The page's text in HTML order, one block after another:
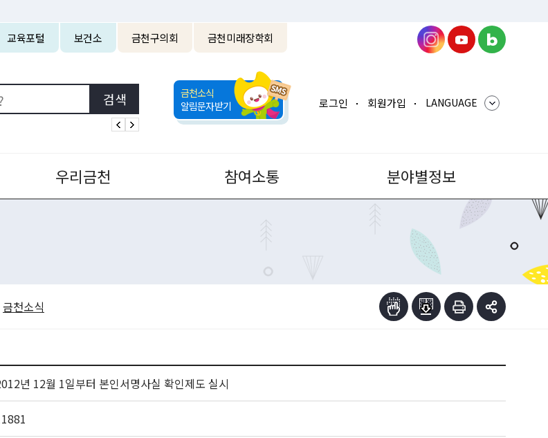
교육포털 보건소 금천구의회 금천미래장학회
금천소식
알림문자받기
로그인 회원가입 LANGUAGE
우리금천 참여소통 분야별정보
금천소식
년 12월 1일부터 본인서명사실 확인제도 실시